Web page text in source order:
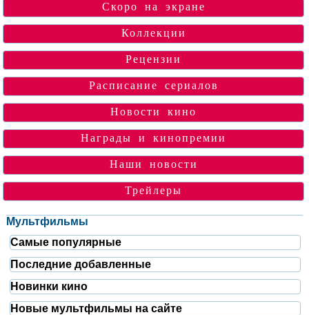
Скоро на экране
Коллекции
Рецензии
Расписание сериалов
Новости кино
Награды и кинопремии
Наши новости
Трейлеры
Мультфильмы
Самые популярные
Последние добавленные
Новинки кино
Новые мультфильмы на сайте